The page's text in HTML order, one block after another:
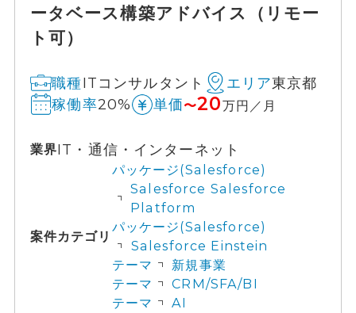
ータベース構築アドバイス（リモー
ト可）
職種ITコンサルタント エリア東京都
稼働率20% 単価〜20万円／月
業界IT・通信・インターネット
案件カテゴリ
パッケージ(Salesforce)
Salesforce Salesforce
Platform
パッケージ(Salesforce)
Salesforce Einstein
テーマ
新規事業
テーマ
CRM/SFA/BI
テーマ
AI